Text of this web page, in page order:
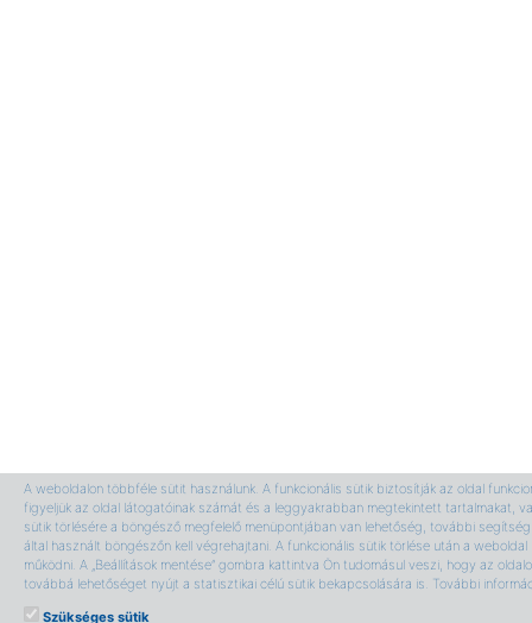
A weboldalon többféle sütit használunk. A funkcionális sütik biztosítják az oldal
figyeljük az oldal látogatóinak számát és a leggyakrabban megtekintett tartalmakat,
sütik törlésére a böngésző megfelelő menüpontjában van lehetőség, további
által használt böngészőn kell végrehajtani. A funkcionális sütik törlése után a
működni. A „Beállítások mentése” gombra kattintva Ön tudomásul veszi, hogy az
továbbá lehetőséget nyújt a statisztikai célú sütik bekapcsolására is. További
Szükséges sütik